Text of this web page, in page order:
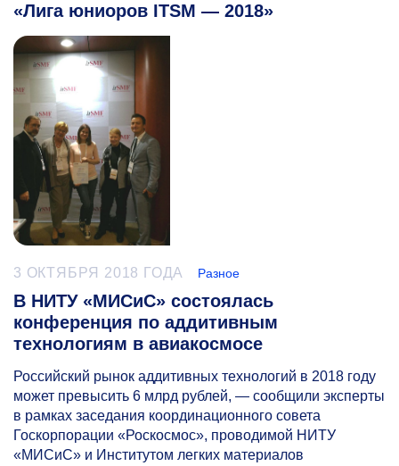
«Лига юниоров ITSM — 2018»
3 ОКТЯБРЯ 2018 ГОДА Разное
В НИТУ «МИСиС» состоялась
конференция по аддитивным
технологиям в авиакосмосе
Российский рынок аддитивных технологий в 2018 году
может превысить 6 млрд рублей, — сообщили эксперты
в рамках заседания координационного совета
Госкорпорации «Роскосмос», проводимой НИТУ
«МИСиС» и Институтом легких материалов